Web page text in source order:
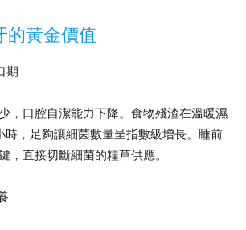
的黃金價值
期
，口腔自潔能力下降。食物殘渣在溫暖濕
時，足夠讓細菌數量呈指數級增長。睡前
，直接切斷細菌的糧草供應。